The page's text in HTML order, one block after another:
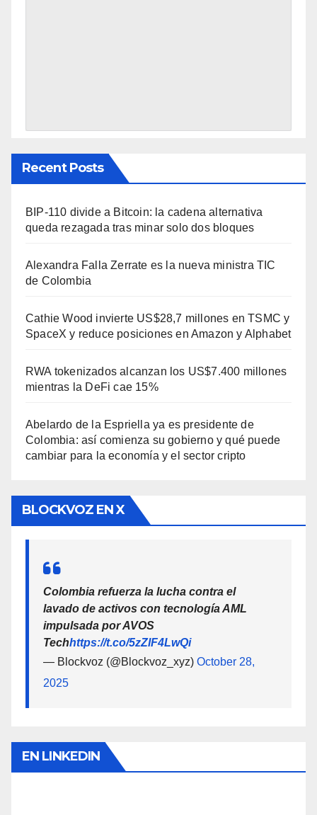
Recent Posts
BIP-110 divide a Bitcoin: la cadena alternativa
queda rezagada tras minar solo dos bloques
Alexandra Falla Zerrate es la nueva ministra TIC
de Colombia
Cathie Wood invierte US$28,7 millones en TSMC y
SpaceX y reduce posiciones en Amazon y Alphabet
RWA tokenizados alcanzan los US$7.400 millones
mientras la DeFi cae 15%
Abelardo de la Espriella ya es presidente de
Colombia: así comienza su gobierno y qué puede
cambiar para la economía y el sector cripto
BLOCKVOZ EN X
Colombia refuerza la lucha contra el
lavado de activos con tecnología AML
impulsada por AVOS
Techhttps://t.co/5zZlF4LwQi
— Blockvoz (@Blockvoz_xyz) October 28,
2025
EN LINKEDIN